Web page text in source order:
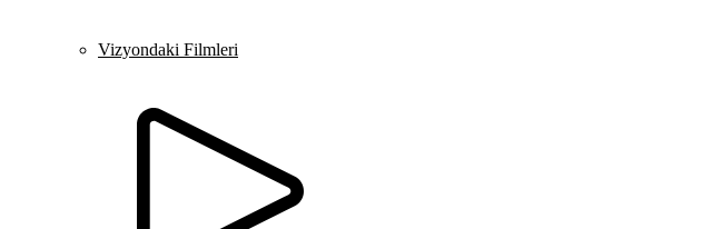
Vizyondaki Filmleri